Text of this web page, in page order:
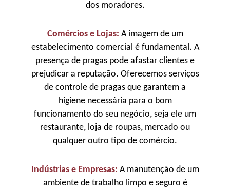
dos moradores.
Comércios e Lojas: A imagem de um
estabelecimento comercial é fundamental. A
presença de pragas pode afastar clientes e
prejudicar a reputação. Oferecemos serviços
de controle de pragas que garantem a
higiene necessária para o bom
funcionamento do seu negócio, seja ele um
restaurante, loja de roupas, mercado ou
qualquer outro tipo de comércio.
Indústrias e Empresas: A manutenção de um
ambiente de trabalho limpo e seguro é